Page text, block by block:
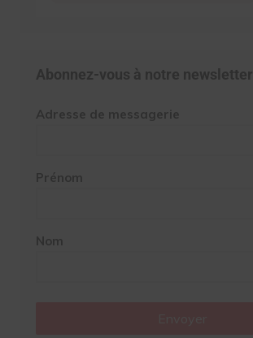
Abonnez-vous à notre newsletter
Adresse de messagerie
Prénom
Nom